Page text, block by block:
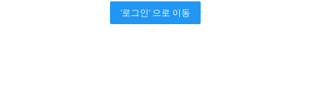
'로그인' 으로 이동